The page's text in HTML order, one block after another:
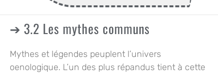
3.2 Les mythes communs
Mythes et légendes peuplent l’univers
oenologique. L’un des plus répandus tient à cette